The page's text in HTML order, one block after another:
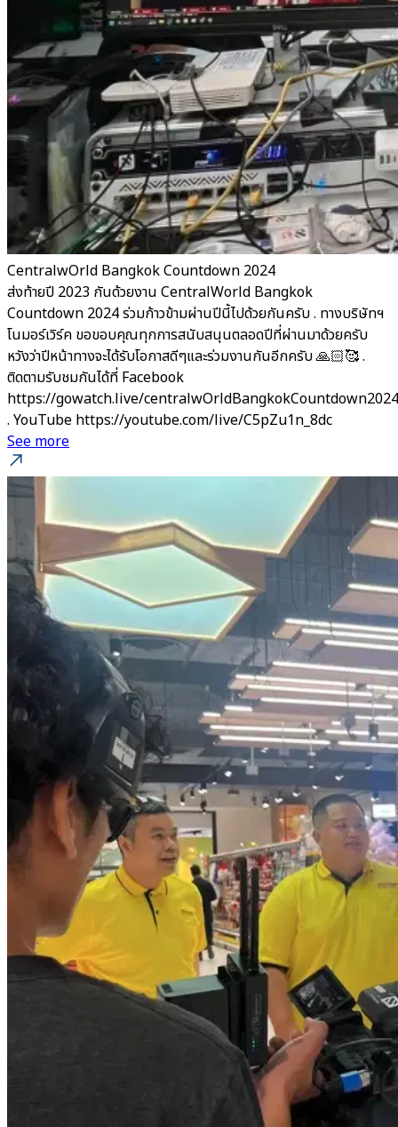
CentralwOrld Bangkok Countdown 2024
ส่งท้ายปี 2023 กันด้วยงาน CentralWorld Bangkok
Countdown 2024 ร่วมก้าวข้ามผ่านปีนี้ไปด้วยกันครับ . ทางบริษัทฯ
โนมอร์เวิร์ค ขอขอบคุณทุกการสนับสนุนตลอดปีที่ผ่านมาด้วยครับ
หวังว่าปีหน้าทางจะได้รับโอกาสดีๆและร่วมงานกันอีกครับ 🙏🏻🥰 .
ติดตามรับชมกันได้ที่ Facebook
https://gowatch.live/centralwOrldBangkokCountdown2024
. YouTube https://youtube.com/live/C5pZu1n_8dc
See more